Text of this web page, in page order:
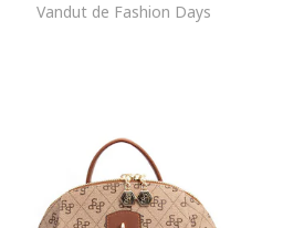
Vandut de Fashion Days